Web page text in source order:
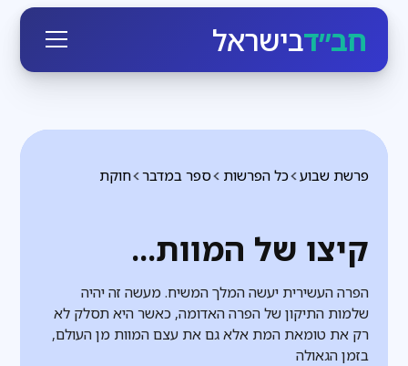
חב״דבישראל
חוקת ספר במדבר כל הפרשות פרשת שבוע
קיצו של המוות...
הפרה העשירית יעשה המלך המשיח. מעשה זה יהיה
שלמות התיקון של הפרה האדומה, כאשר היא תסלק לא
רק את טומאת המת אלא גם את עצם המוות מן העולם,
בזמן הגאולה